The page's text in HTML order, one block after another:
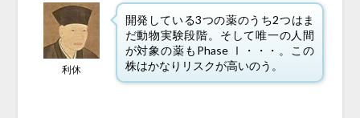
利休
開発している3つの薬のうち2つはま
だ動物実験段階。そして唯一の人間
が対象の薬もPhase Ⅰ・・・。この
株はかなりリスクが高いのう。